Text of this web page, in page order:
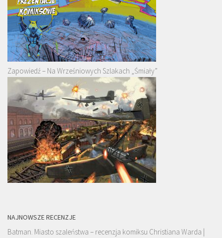
Zapowiedź – Na Wrześniowych Szlakach „Śmiały”
NAJNOWSZE RECENZJE
Batman. Miasto szaleństwa – recenzja komiksu Christiana Warda |